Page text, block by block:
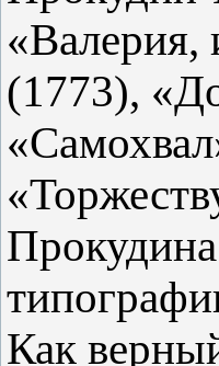
«Валерия,
(1773),
Как